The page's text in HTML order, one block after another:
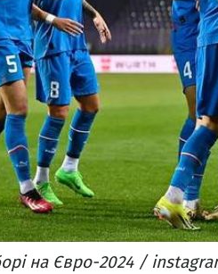
на Євро-2024 /